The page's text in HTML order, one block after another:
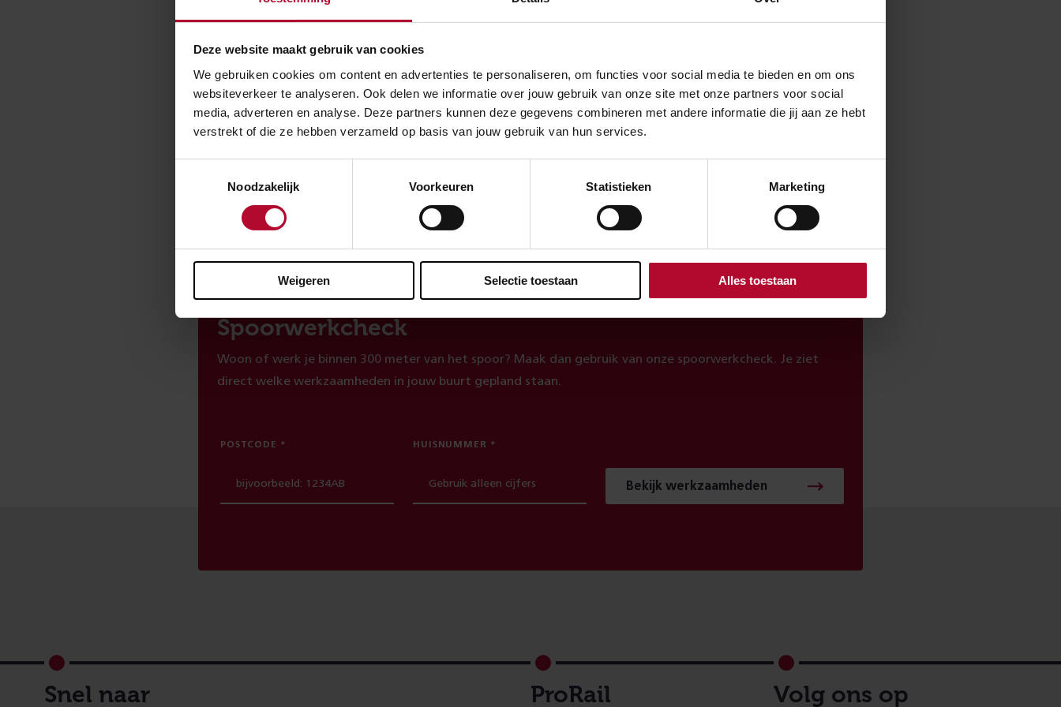
Deze website maakt gebruik van cookies
We gebruiken cookies om content en advertenties te personaliseren, om functies voor social media te bieden en om ons
websiteverkeer te analyseren. Ook delen we informatie over jouw gebruik van onze site met onze partners voor social
media, adverteren en analyse. Deze partners kunnen deze gegevens combineren met andere informatie die jij aan ze hebt
verstrekt of die ze hebben verzameld op basis van jouw gebruik van hun services.
Noodzakelijk
Voorkeuren Statistieken Marketing
Weigeren Selectie toestaan Alles toestaan
en marktonderzoekbureau Multiscope.
Spoorwerkcheck
Woon of werk je binnen 300 meter van het spoor? Maak dan gebruik van onze spoorwerkcheck. Je ziet
direct welke werkzaamheden in jouw buurt gepland staan.
POSTCODE HUISNUMMER
Bekijk werkzaamheden
Footer
Snel naar ProRail Volg ons op